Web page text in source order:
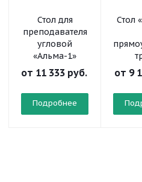
Стол для
преподавателя
угловой
«Альма-1»
от 11 333 руб.
Подробнее
Стол
от 9